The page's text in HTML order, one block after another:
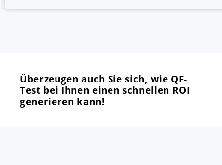
Überzeugen auch Sie sich, wie QF-
Test bei Ihnen einen schnellen ROI
generieren kann!